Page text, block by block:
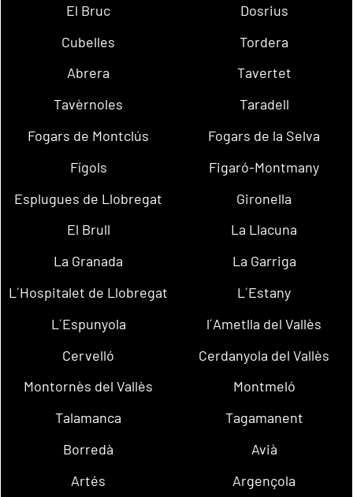
El Bruc
Dosrius
Cubelles
Tordera
Abrera
Tavertet
Tavèrnoles
Taradell
Fogars de Montclús
Fogars de la Selva
Fígols
Figaró-Montmany
Esplugues de Llobregat
Gironella
El Brull
La Llacuna
La Granada
La Garriga
L´Hospitalet de Llobregat
L´Estany
L´Espunyola
l´Ametlla del Vallès
Cervelló
Cerdanyola del Vallès
Montornès del Vallès
Montmeló
Talamanca
Tagamanent
Borredà
Avià
Artés
Argençola